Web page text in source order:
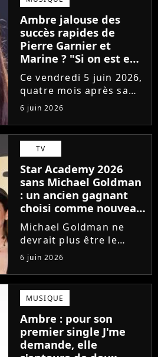
coeur ouvert sur
l'avenir incertain dans
le milieu...
Ambre jalouse des
succès rapides de
Pierre Garnier et
Marine ? "Si on est en
compétition..."
Ce vendredi 5 juin 2026,
quatre mois après sa
victoire à la Star
Academy, Ambre a
dévoilé J'me demande,
son premier single. Une
chanson arrivée
tardivement vis-à-vis
des carrières...
6 juin 2026
TV
Star Academy 2026
sans Michael Goldman
: un ancien gagnant
choisi comme nouveau
directeur ?
Michael Goldman ne
devrait plus être le
directeur de la Star
Academy lors de la
saison 2026. Et pour lui
succéder, c'est un
ancien gagnant de
l'émission de TF1 qui
sera aujourd'hui...
6 juin 2026
MUSIQUE
Ambre : pour son
premier single J'me
demande, elle